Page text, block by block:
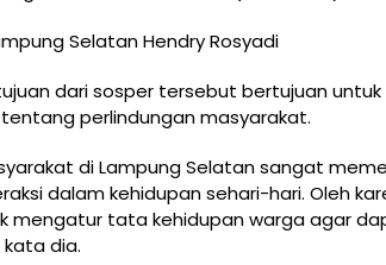
Selatan Hendry Rosyadi
dari sosper tersebut bertujuan
perlindungan masyarakat.
di Lampung Selatan sangat
dalam kehidupan sehari-hari. Oleh
mengatur tata kehidupan warga agar
kata dia.